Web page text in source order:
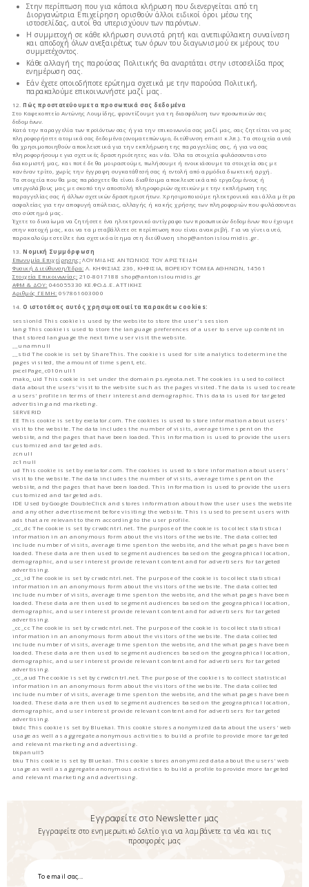
Στην περίπτωση που για κάποια κλήρωση που διενεργείται από τη
Διοργανώτρια Επιχείρηση ορισθούν άλλοι ειδικοί όροι μέσω της
ιστοσελίδας, αυτοί θα υπερισχύουν των παρόντων.
Η συμμετοχή σε κάθε κλήρωση συνιστά ρητή και ανεπιφύλακτη συναίνεση
και αποδοχή όλων ανεξαιρέτως των όρων του διαγωνισμού εκ μέρους του
συμμετέχοντος.
Κάθε αλλαγή της παρούσας Πολιτικής θα αναρτάται στην ιστοσελίδα προς
ενημέρωση σας.
Εάν έχετε οποιοδήποτε ερώτημα σχετικά με την παρούσα Πολιτική,
παρακαλούμε επικοινωνήστε μαζί μας.
12.Πώς προστατεύουμε τα προσωπικά σας δεδομένα
Στο Καφεκοπτείο Αντώνης Λουμίδης, φροντίζουμε για τη διασφάλιση των προσωπικών σας
δεδομένων.
Κατά την παραγγελία των προϊόντων σας ή για την επικοινωνία σας μαζί μας, σας ζητείται να μας
πληροφορήσετε ατομικά σας δεδομένα (ονοματεπώνυμο, διεύθυνση email κ.λπ.). Τα στοιχεία αυτά
θα χρησιμοποιηθούν αποκλειστικά για την εκπλήρωση της παραγγελίας σας, ή για να σας
πληροφορήσουμε για σχετικές δραστηριότητες και νέα. Όλα τα στοιχεία φυλάσσονται στο
διακομιστή μας, και ποτέ δε θα μοιραστούμε, πωλήσουμε ή ενοικιάσουμε τα στοιχεία σας με
κανέναν τρίτο, χωρίς την έγγραφη συγκατάθεσή σας ή εντολή από αρμόδια διωκτική αρχή.
Τα στοιχεία που θα μας παράσχετε θα είναι διαθέσιμα αποκλειστικά από εργαζομένους ή
υπεργολάβους μας με σκοπό την αποστολή πληροφοριών σχετικών με την εκπλήρωση της
παραγγελίας σας ή άλλων σχετικών δραστηριοτήτων. Χρησιμοποιούμε ηλεκτρονικά και άλλα μέτρα
ασφαλείας για την αποφυγή απώλειας, αλλαγής ή κακής χρήσης των πληροφοριών που φυλάσσονται
στο σύστημά μας.
Έχετε το δικαίωμα να ζητήσετε ένα ηλεκτρονικό αντίγραφο των προσωπικών δεδομένων που έχουμε
στην κατοχή μας, και να τα μεταβάλλετε σε περίπτωση που είναι ανακριβή. Για να γίνει αυτό,
παρακαλούμε στείλτε ένα σχετικό αίτημα στη διεύθυνση shop@antonisloumidis.gr.
13.Νομική Συμμόρφωση
Επωνυμία Επιχείρησης:ΛΟΥΜΙΔΗΣ ΑΝΤΩΝΙΟΣ ΤΟΥ ΑΡΙΣΤΕΙΔΗ
Φυσική Διεύθυνση/Έδρα: Λ. ΚΗΦΙΣΙΑΣ 236, ΚΗΦΙΣΙΑ, ΒΟΡΕΙΟΥ ΤΟΜΕΑ ΑΘΗΝΩΝ, 14561
Στοιχεία Επικοινωνίας: 210-8017188 shop@antonisloumidis.gr
ΑΦΜ & ΔΟΥ: 046055330 ΚΕ.ΦΟ.Δ.Ε. ΑΤΤΙΚΗΣ
Αριθμός ΓΕΜΗ: 097861603000
14.Ο ιστοτόπος αυτός χρησιμοποιεί τα παρακάτω cookies:
sessionId This cookie is used by the website to store the user's session
lang This cookie is used to store the language preferences of a user to serve up content in
that stored language the next time user visit the website.
__unamnull
__stid The cookie is set by ShareThis. The cookie is used for site analytics to determine the
pages visited, the amount of time spent, etc.
pxcelPage_c010null1
mako_uid This cookie is set under the domain ps.eyeota.net. The cookies is used to collect
data about the users' visit to the website such as the pages visited. The data is used to create
a users' profile in terms of their interest and demographic. This data is used for targeted
advertising and marketing.
SERVERID
EE This cookie is set by exelator.com. The cookies is used to store information about users'
visit to the website. The data includes the number of visits, average time spent on the
website, and the pages that have been loaded. This information is used to provide the users
customized and targeted ads.
zcnull
zc1null
ud This cookie is set by exelator.com. The cookies is used to store information about users'
visit to the website. The data includes the number of visits, average time spent on the
website, and the pages that have been loaded. This information is used to provide the users
customized and targeted ads.
IDE Used by Google DoubleClick and stores information about how the user uses the website
and any other advertisement before visiting the website. This is used to present users with
ads that are relevant to them according to the user profile.
_cc_dc The cookie is set by crwdcntrl.net. The purpose of the cookie is to collect statistical
information in an anonymous form about the visitors of the website. The data collected
include number of visits, average time spent on the website, and the what pages have been
loaded. These data are then used to segment audiences based on the geographical location,
demographic, and user interest provide relevant content and for advertisers for targeted
advertising.
_cc_id The cookie is set by crwdcntrl.net. The purpose of the cookie is to collect statistical
information in an anonymous form about the visitors of the website. The data collected
include number of visits, average time spent on the website, and the what pages have been
loaded. These data are then used to segment audiences based on the geographical location,
demographic, and user interest provide relevant content and for advertisers for targeted
advertising.
_cc_cc The cookie is set by crwdcntrl.net. The purpose of the cookie is to collect statistical
information in an anonymous form about the visitors of the website. The data collected
include number of visits, average time spent on the website, and the what pages have been
loaded. These data are then used to segment audiences based on the geographical location,
demographic, and user interest provide relevant content and for advertisers for targeted
advertising.
_cc_aud The cookie is set by crwdcntrl.net. The purpose of the cookie is to collect statistical
information in an anonymous form about the visitors of the website. The data collected
include number of visits, average time spent on the website, and the what pages have been
loaded. These data are then used to segment audiences based on the geographical location,
demographic, and user interest provide relevant content and for advertisers for targeted
advertising.
bkdc This cookie is set by Bluekai. This cookie stores anonymized data about the users' web
usage as well as aggregate anonymous activities to build a profile to provide more targeted
and relevant marketing and advertising.
bkpanull5
bku This cookie is set by Bluekai. This cookie stores anonymized data about the users' web
usage as well as aggregate anonymous activities to build a profile to provide more targeted
and relevant marketing and advertising.
Εγγραφείτε στο Newsletter μας
Εγγραφείτε στο ενημερωτικό δελτίο για να λαμβάνετε τα νέα και τις
προσφορές μας